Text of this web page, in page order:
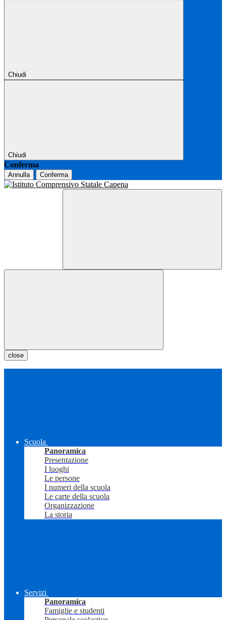
Chiudi
Chiudi
Conferma
Annulla Conferma
close
Scuola
Panoramica
Presentazione
I luoghi
Le persone
I numeri della scuola
Le carte della scuola
Organizzazione
La storia
Servizi
Panoramica
Famiglie e studenti